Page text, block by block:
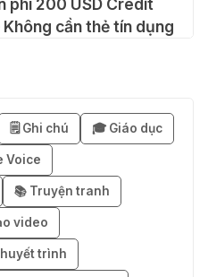
cần thẻ tín dụng
nhận Notion AI
phí 3–6 tháng
🗒️ Ghi chú 🎓 Giáo dục
Voice
📚 Truyện tranh
video
trình